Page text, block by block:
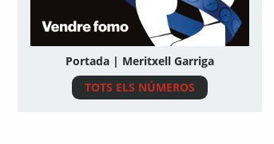
Portada | Meritxell Garriga
TOTS ELS NÚMEROS